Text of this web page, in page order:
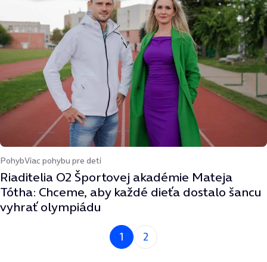
PohybViac pohybu pre deti
Riaditelia O2 Športovej akadémie Mateja
Tótha: Chceme, aby každé dieťa dostalo šancu
vyhrať olympiádu
Si na strane
1 2